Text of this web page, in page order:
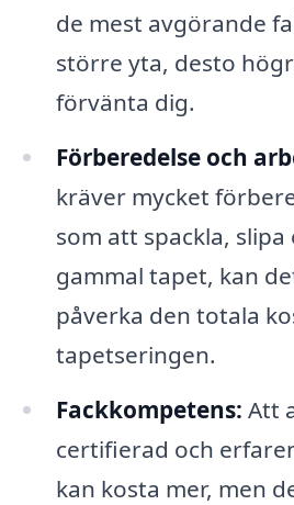
de mest avgörande
större yta, desto
förvänta dig.
Förberedelse och
kräver mycket
som att spackla,
gammal tapet, kan
påverka den totala
tapetseringen.
Fackkompetens: Att
certifierad och
kan kosta mer, men